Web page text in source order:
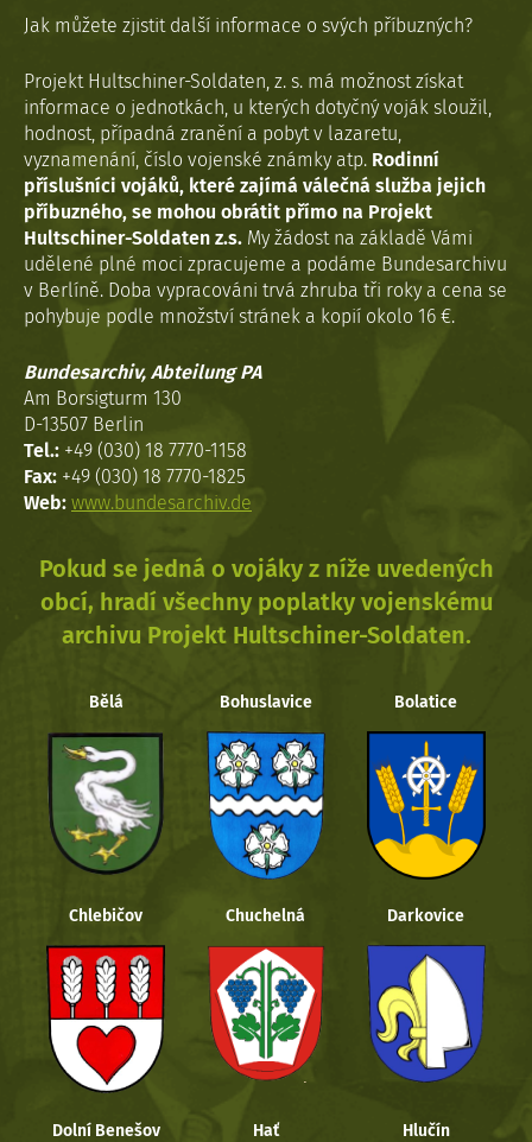
Jak můžete zjistit další informace o svých příbuzných?
Projekt Hultschiner-Soldaten, z. s. má možnost získat
informace o jednotkách, u kterých dotyčný voják sloužil,
hodnost, případná zranění a pobyt v lazaretu,
vyznamenání, číslo vojenské známky atp. Rodinní
příslušníci vojáků, které zajímá válečná služba jejich
příbuzného, se mohou obrátit přímo na Projekt
Hultschiner-Soldaten z.s. My žádost na základě Vámi
udělené plné moci zpracujeme a podáme Bundesarchivu
v Berlíně. Doba vypracováni trvá zhruba tři roky a cena se
pohybuje podle množství stránek a kopií okolo 16 €.
Bundesarchiv, Abteilung PA
Am Borsigturm 130
D-13507 Berlin
Tel.: +49 (030) 18 7770-1158
Fax: +49 (030) 18 7770-1825
Web: www.bundesarchiv.de
Pokud se jedná o vojáky z níže uvedených
obcí, hradí všechny poplatky vojenskému
archivu Projekt Hultschiner-Soldaten.
Bělá Bohuslavice Bolatice
Chlebičov Chuchelná Darkovice
Dolní Benešov Hať Hlučín